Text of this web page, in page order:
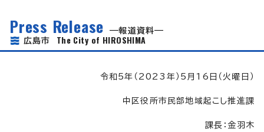
Press Release
報道資料
広島市 The City of HIROSHIMA
令和5年（2023年）5月16日（火曜日）
中区役所市民部地域起こし推進課
課長：金羽木